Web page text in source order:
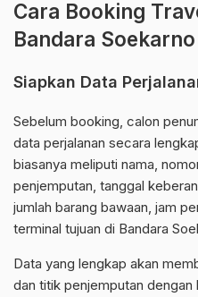
Cara Booking
Bandara
Siapkan Data
Sebelum booking, calon
data perjalanan secara
biasanya meliputi nama,
penjemputan, tanggal
jumlah barang bawaan, jam
terminal tujuan di Bandara
Data yang lengkap akan
dan titik penjemputan dengan